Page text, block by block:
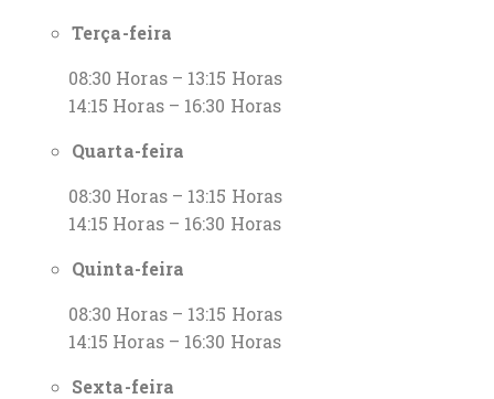
Terça-feira
08:30 Horas – 13:15 Horas
14:15 Horas – 16:30 Horas
Quarta-feira
08:30 Horas – 13:15 Horas
14:15 Horas – 16:30 Horas
Quinta-feira
08:30 Horas – 13:15 Horas
14:15 Horas – 16:30 Horas
Sexta-feira